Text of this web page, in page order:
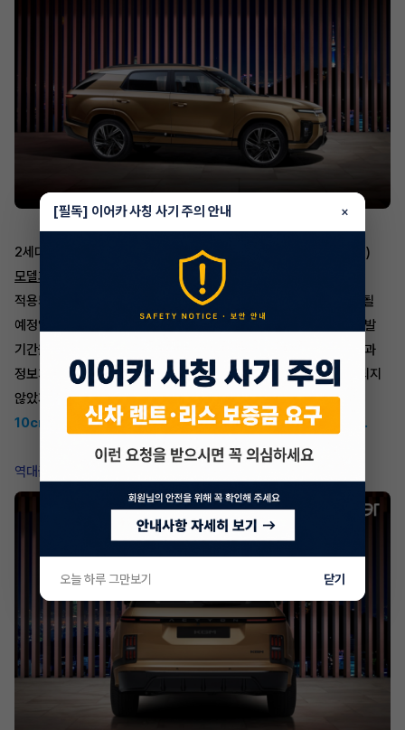
2세대 액티언의 내부를 들여다보면,토레스 페이스리프트(부분변경)
모델과 토레스 EVX와 동일한
12.3인치 통합형 디스플레이
적용되었으며, 인포테인먼트 시스템 UI 구성 문제가 개선되어 출시될
예정입니다. 또한, 바이퓨얼 모델은 협력사 로턴에서 수개월간의 개발
기간을 거쳐 출시될 예정이며, 사전계약 페이지를 통해 상세한 사진과
정보가 공개되었습니다. 2025 신형 액티언의 자세한 제원은 공개되지
않았지만,액티언은 토레스 대비 전고는 소폭 낮아지나 전장은
10cm가량 길어져 4,800mm대의 전장을 가진다고 전해졌습니다.
역대급 사전계약
[필독] 이어카 사칭 사기 주의 안내 ×
오늘 하루 그만보기 닫기